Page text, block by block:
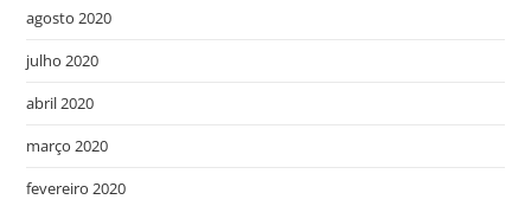
agosto 2020
julho 2020
abril 2020
março 2020
fevereiro 2020